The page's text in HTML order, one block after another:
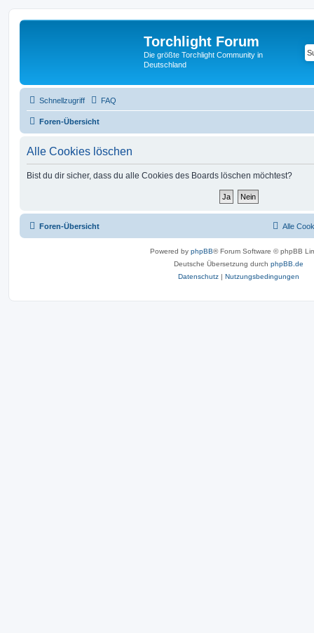
Torchlight Forum
Die größte Torchlight Community in
Deutschland
Schnellzugriff FAQ
Foren-Übersicht
Alle Cookies löschen
Bist du dir sicher, dass du alle Cookies des Boards löschen möchtest?
Foren-Übersicht Alle
Powered by phpBB® Forum Software © phpBB
Deutsche Übersetzung durch phpBB.de
Datenschutz | Nutzungsbedingungen